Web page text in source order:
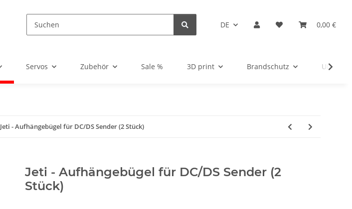
DE 0,00 €
Servos Zubehör Sale % 3D print Brandschutz
Jeti - Aufhängebügel für DC/DS Sender (2 Stück)
Jeti - Aufhängebügel für DC/DS Sender (2
Stück)